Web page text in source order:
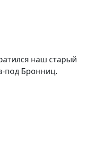
наш старый
под Бронниц.